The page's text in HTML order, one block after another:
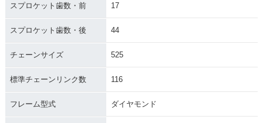
スプロケット歯数・前 17
スプロケット歯数・後 44
チェーンサイズ 525
標準チェーンリンク数 116
フレーム型式 ダイヤモンド